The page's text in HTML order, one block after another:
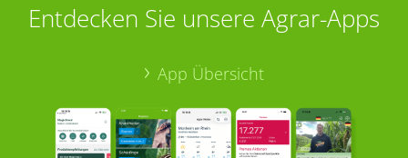
Entdecken Sie unsere Agrar-Apps
App Übersicht